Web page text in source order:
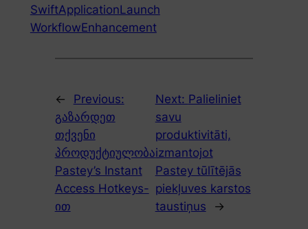
SwiftApplicationLaunch
WorkflowEnhancement
←
Previous:
გაზარდეთ
თქვენი
პროდუქტიულობა
Pastey’s Instant
Access Hotkeys-
ით
Next: Palieliniet
savu
produktivitāti,
izmantojot
Pastey tūlītējās
piekļuves karstos
taustiņus
→